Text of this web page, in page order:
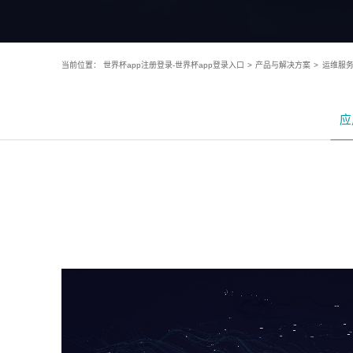
当前位置： 世界杯app注册登录-世界杯app登录入口 > 产品与解决方案 > 运维服务